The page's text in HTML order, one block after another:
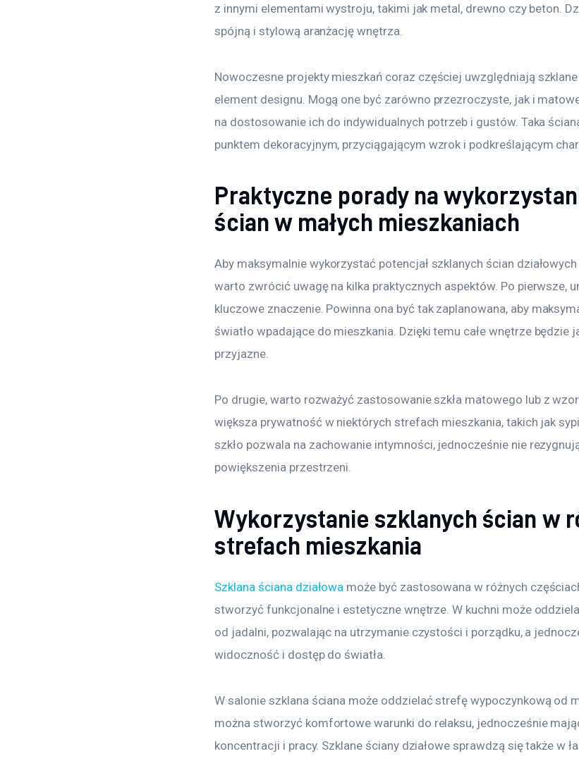
z innymi elementami wystroju, takimi jak metal, drewno czy beton.
spójną i stylową aranżację wnętrza.
Nowoczesne projekty mieszkań coraz częściej uwzględniają
element designu. Mogą one być zarówno przezroczyste, jak i
na dostosowanie ich do indywidualnych potrzeb i gustów. Taka
punktem dekoracyjnym, przyciągającym wzrok i podkreślającym
Praktyczne porady na
ścian w małych mieszkaniach
Aby maksymalnie wykorzystać potencjał szklanych ścian
warto zwrócić uwagę na kilka praktycznych aspektów. Po pierwsze,
kluczowe znaczenie. Powinna ona być tak zaplanowana, aby
światło wpadające do mieszkania. Dzięki temu całe wnętrze będzie
przyjazne.
Po drugie, warto rozważyć zastosowanie szkła matowego lub z
większa prywatność w niektórych strefach mieszkania, takich jak
szkło pozwala na zachowanie intymności, jednocześnie nie
powiększenia przestrzeni.
Wykorzystanie szklanych ścian w
strefach mieszkania
Szklana ściana działowa może być zastosowana w różnych
stworzyć funkcjonalne i estetyczne wnętrze. W kuchni może
od jadalni, pozwalając na utrzymanie czystości i porządku, a
widoczność i dostęp do światła.
W salonie szklana ściana może oddzielać strefę wypoczynkową od
można stworzyć komfortowe warunki do relaksu, jednocześnie
koncentracji i pracy. Szklane ściany działowe sprawdzą się także w